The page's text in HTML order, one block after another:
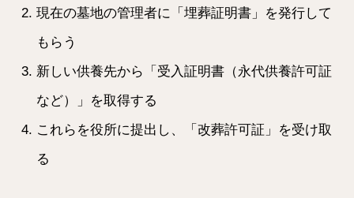
現在の墓地の管理者に「埋葬証明書」を発行して
もらう
新しい供養先から「受入証明書（永代供養許可証
など）」を取得する
これらを役所に提出し、「改葬許可証」を受け取
る